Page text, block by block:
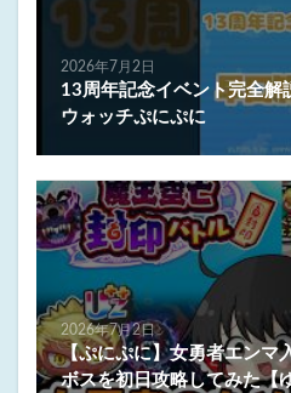
2026年7月2日
13周年記念イベント完全解
ウォッチぷにぷに
2026年7月2日
【ぷにぷに】女勇者エンマ
ボスを初日攻略してみた【